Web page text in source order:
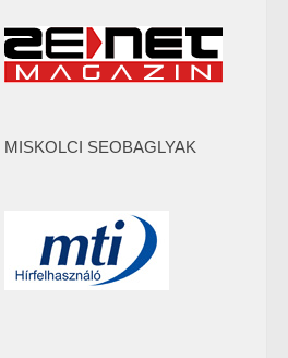
MISKOLCI SEOBAGLYAK